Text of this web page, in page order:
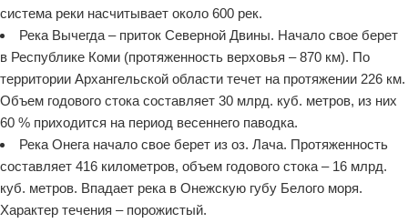
система реки насчитывает около 600 рек.
Река Вычегда – приток Северной Двины. Начало свое берет
в Республике Коми (протяженность верховья – 870 км). По
территории Архангельской области течет на протяжении 226 км.
Объем годового стока составляет 30 млрд. куб. метров, из них
60 % приходится на период весеннего паводка.
Река Онега начало свое берет из оз. Лача. Протяженность
составляет 416 километров, объем годового стока – 16 млрд.
куб. метров. Впадает река в Онежскую губу Белого моря.
Характер течения – порожистый.